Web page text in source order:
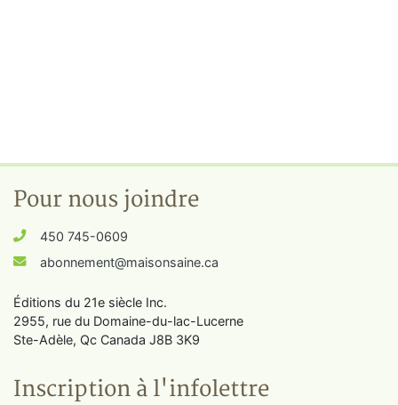
Pour nous joindre
450 745-0609
abonnement@maisonsaine.ca
Éditions du 21e siècle Inc.
2955, rue du Domaine-du-lac-Lucerne
Ste-Adèle, Qc Canada J8B 3K9
Inscription à l'infolettre